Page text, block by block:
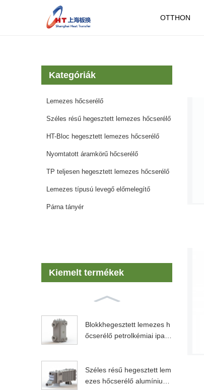
OTTHON
Kategóriák
Lemezes hőcserélő
Széles résű hegesztett lemezes hőcserélő
HT-Bloc hegesztett lemezes hőcserélő
Nyomtatott áramkörű hőcserélő
TP teljesen hegesztett lemezes hőcserélő
Lemezes típusú levegő előmelegítő
Párna tányér
Kiemelt termékek
Blokkhegesztett lemezes h
őcserélő petrolkémiai iparh
Széles résű hegesztett lem
ezes hőcserélő alumínium-